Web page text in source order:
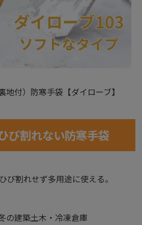
地付）防寒手袋【ダイローブ】
び割れない防寒手袋
割れせず多用途に使える。
の建築土木・冷凍倉庫